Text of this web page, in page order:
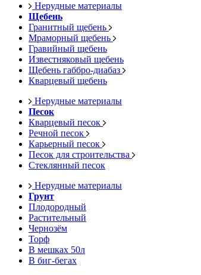
Нерудные материалы
Щебень
Гранитный щебень
Мраморный щебень
Гравийный щебень
Известняковый щебень
Щебень габбро-диабаз
Кварцевый щебень
Нерудные материалы
Песок
Кварцевый песок
Речной песок
Карьерный песок
Песок для строительства
Стеклянный песок
Нерудные материалы
Грунт
Плодородный
Растительный
Чернозём
Торф
В мешках 50л
В биг-бегах